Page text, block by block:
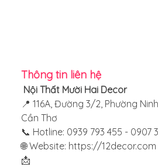
Thông tin liên hệ
Nội Thất Mười Hai Decor
📍 116A, Đường 3/2, Phường
Cần Thơ
📞 Hotline: 0939 793 455 - 0907
🌐 Website: https://12decor.com
📩